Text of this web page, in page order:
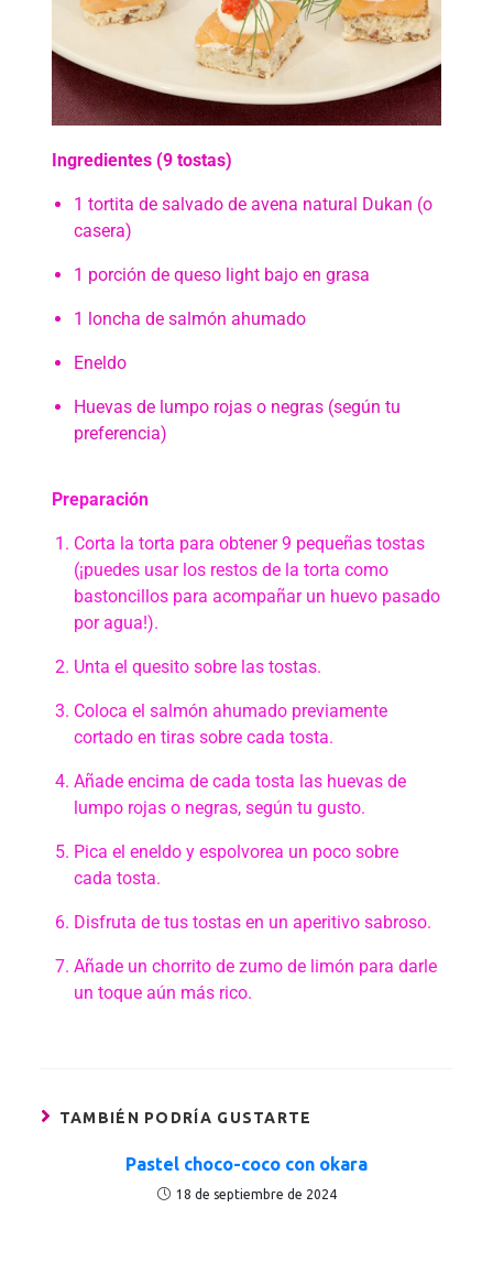
Ingredientes (9 tostas)
1 tortita de salvado de avena natural Dukan (o
casera)
1 porción de queso light bajo en grasa
1 loncha de salmón ahumado
Eneldo
Huevas de lumpo rojas o negras (según tu
preferencia)
Preparación
Corta la torta para obtener 9 pequeñas tostas
(¡puedes usar los restos de la torta como
bastoncillos para acompañar un huevo pasado
por agua!).
Unta el quesito sobre las tostas.
Coloca el salmón ahumado previamente
cortado en tiras sobre cada tosta.
Añade encima de cada tosta las huevas de
lumpo rojas o negras, según tu gusto.
Pica el eneldo y espolvorea un poco sobre
cada tosta.
Disfruta de tus tostas en un aperitivo sabroso.
Añade un chorrito de zumo de limón para darle
un toque aún más rico.
TAMBIÉN PODRÍA GUSTARTE
Pastel choco-coco con okara
18 de septiembre de 2024